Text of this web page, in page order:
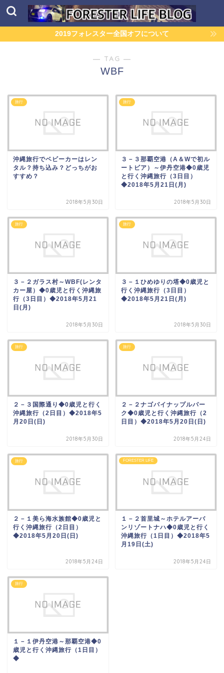
2019フォレスター全国オフについて
― TAG ―
WBF
旅行
沖縄旅行でベビーカーはレン
タル？持ち込み？どっちがお
すすめ？
2018年5月30日
旅行
​​​​​​​​​３－３那覇空港（A＆Wで初ル
ートビア）～伊丹空港◆0歳児
と行く沖縄旅行（3日目）
◆2018年5月21日(月)
2018年5月30日
旅行
​​​​​​​​​​​​３－２ガラス村～WBF(レンタ
カー屋）◆0歳児と行く沖縄旅
行（3日目）◆2018年5月21
日(月)
2018年5月30日
旅行
​​​​​​３－１ひめゆりの塔◆0歳児と
行く沖縄旅行（3日目）
◆2018年5月21日(月)
2018年5月30日
旅行
２－３国際通り◆0歳児と行く
沖縄旅行（2日目）◆2018年5
月20日(日)
2018年5月30日
旅行
２－２ナゴパイナップルパー
ク◆0歳児と行く沖縄旅行（2
日目）◆2018年5月20日(日)
2018年5月24日
旅行
２－１美ら海水族館◆0歳児と
行く沖縄旅行（2日目）
◆2018年5月20日(日)
2018年5月24日
FORESTER LIFE
１－２首里城～ホテルアーバ
ンリゾートナハ◆0歳児と行く
沖縄旅行（1日目）◆2018年5
月19日(土)
2018年5月24日
旅行
１－１伊丹空港～那覇空港◆0
歳児と行く沖縄旅行（1日目）
◆